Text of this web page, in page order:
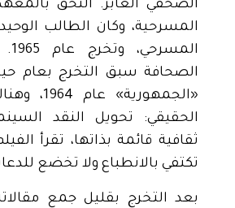
الصحفي العابر. التحق
المسرحية، وكان الطالب
الصحافة سبق التخرج بعام
الحقيقي: تحويل النقد
ثقافية قائمة بذاتها، تقرأ
تكتفي بالانطباع ولا تخضع
بعد التخرج بقليل جمع